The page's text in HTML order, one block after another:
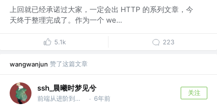
上回就已经承诺过大家，一定会出 HTTP 的系列文章，今
天终于整理完成了。作为一个 we...
5.1k 223
wangwanjun 赞了这篇文章
ssh_晨曦时梦见兮
前端从进阶到入院 @字节跳动 · 6年前
关注